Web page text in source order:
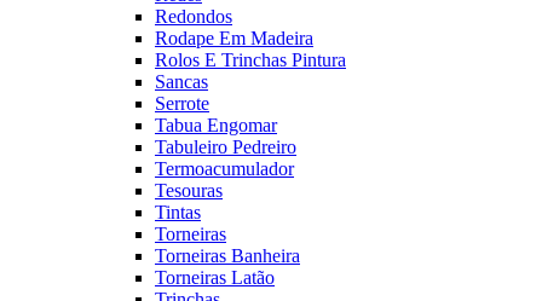
Redondos
Rodape Em Madeira
Rolos E Trinchas Pintura
Sancas
Serrote
Tabua Engomar
Tabuleiro Pedreiro
Termoacumulador
Tesouras
Tintas
Torneiras
Torneiras Banheira
Torneiras Latão